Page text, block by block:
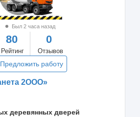
Был 2 часа назад
80
Рейтинг
0
Отзывов
Предложить работу
2ООО»
деревянных дверей